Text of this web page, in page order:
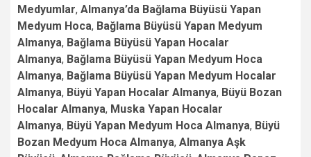
Medyumlar, Almanya’da Bağlama Büyüsü Yapan
Medyum Hoca, Bağlama Büyüsü Yapan Medyum
Almanya, Bağlama Büyüsü Yapan Hocalar
Almanya, Bağlama Büyüsü Yapan Medyum Hoca
Almanya, Bağlama Büyüsü Yapan Medyum Hocalar
Almanya, Büyü Yapan Hocalar Almanya, Büyü Bozan
Hocalar Almanya, Muska Yapan Hocalar
Almanya, Büyü Yapan Medyum Hoca Almanya, Büyü
Bozan Medyum Hoca Almanya, Almanya Aşk